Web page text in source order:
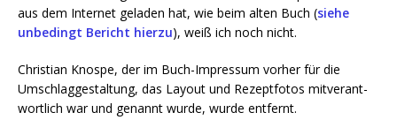
aus dem Inter­net gela­den hat, wie beim alten Buch (sie­he
unbe­dingt Bericht hier­zu), weiß ich noch nicht.
Chris­ti­an Knos­pe, der im Buch-Impres­sum vor­her für die
Umschlag­ge­stal­tung, das Lay­out und Rezept­fo­tos mit­ver­ant­
wort­lich war und genannt wur­de, wur­de entfernt.